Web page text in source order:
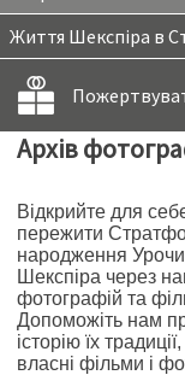
Життя Шекспіра в
Архів
Відкрийте для
пережити
народження
Шекспіра через
фотографій та
Допоможіть нам
історію їх
власні фільми і